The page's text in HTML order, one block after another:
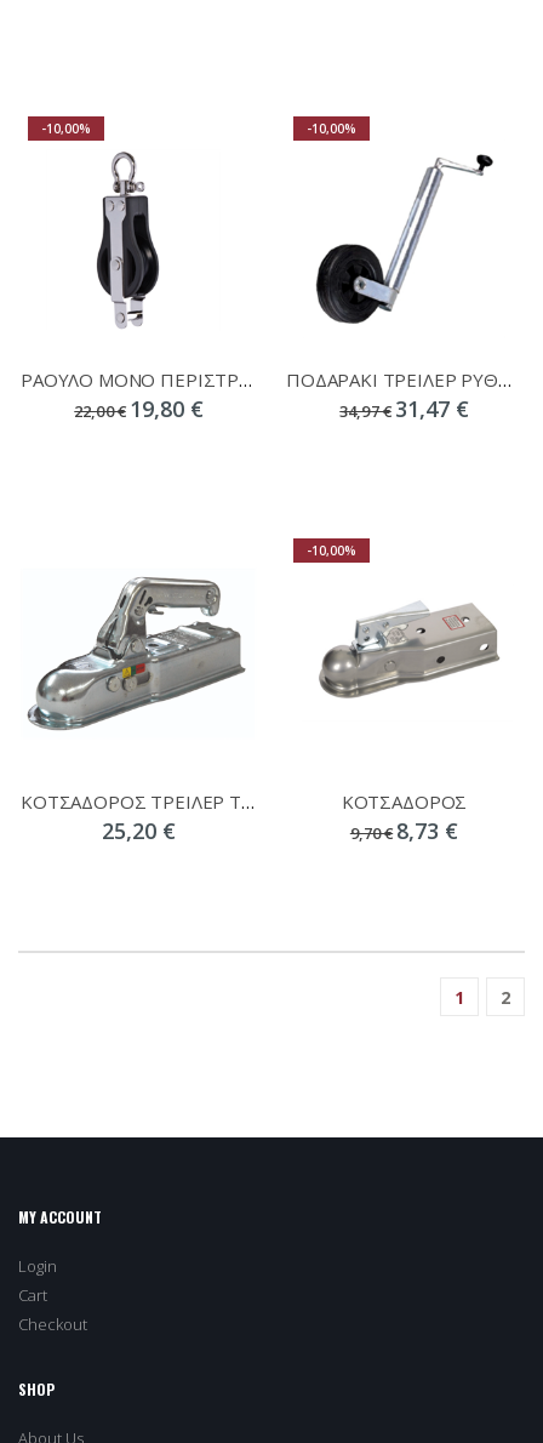
-10,00%
ΡΑΟΥΛΟ ΜΟΝΟ ΠΕΡΙΣΤΡ/ΝΟ ΠΡΟΕΚ. ΤΡΟΧ Φ50mm 04983
22,00 € 19,80 €
-10,00%
ΠΟΔΑΡΑΚΙ ΤΡΕΙΛΕΡ ΡΥΘΜ EVAL 01507-7 Φ48mm 200X50mm
34,97 € 31,47 €
ΚΟΤΣΑΔΟΡΟΣ ΤΡΕΙΛΕΡ ΤΕΤΡΑΓΩΝΟΣ 1498
25,20 €
-10,00%
ΚΟΤΣΑΔΟΡΟΣ
9,70 € 8,73 €
1 2
MY ACCOUNT
Login
Cart
Checkout
SHOP
About Us